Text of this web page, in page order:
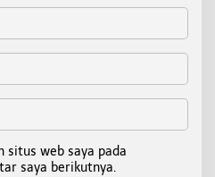
situs web saya pada
saya berikutnya.